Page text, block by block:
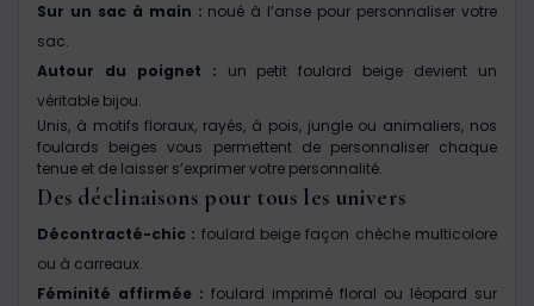
Sur un sac à main : noué à l’anse pour personnaliser votre
sac.
Autour du poignet : un petit foulard beige devient un
véritable bijou.
Unis, à motifs floraux, rayés, à pois, jungle ou animaliers, nos
foulards beiges vous permettent de personnaliser chaque
tenue et de laisser s’exprimer votre personnalité.
Des déclinaisons pour tous les univers
Décontracté-chic : foulard beige façon chèche multicolore
ou à carreaux.
Féminité affirmée : foulard imprimé floral ou léopard sur